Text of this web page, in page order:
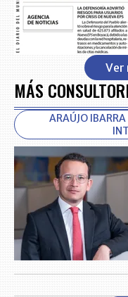
Ver
MÁS
ARAÚJO IBARRA